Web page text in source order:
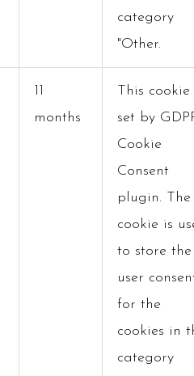
category
"Other.
11
months
This cookie
set by
Cookie
Consent
plugin. The
cookie is
to store the
user
for the
cookies in
category